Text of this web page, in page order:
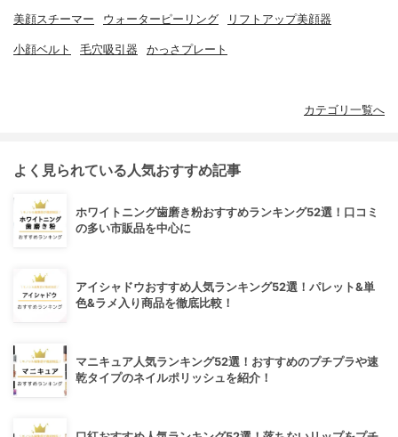
美顔スチーマー ウォーターピーリング リフトアップ美顔器
小顔ベルト 毛穴吸引器 かっさプレート
カテゴリ一覧へ
よく見られている人気おすすめ記事
ホワイトニング歯磨き粉おすすめランキング52選！口コミ
の多い市販品を中心に
アイシャドウおすすめ人気ランキング52選！パレット&単
色&ラメ入り商品を徹底比較！
マニキュア人気ランキング52選！おすすめのプチプラや速
乾タイプのネイルポリッシュを紹介！